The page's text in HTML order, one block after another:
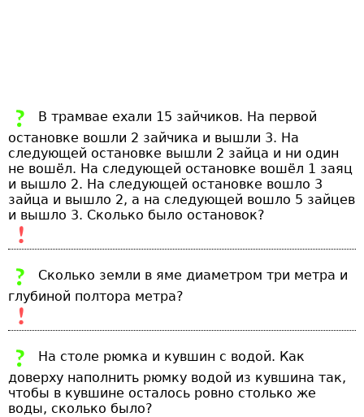
В трамвае ехали 15 зайчиков. На первой
остановке вошли 2 зайчика и вышли 3. На
следующей остановке вышли 2 зайца и ни один
не вошёл. На следующей остановке вошёл 1 заяц
и вышло 2. На следующей остановке вошло 3
зайца и вышло 2, а на следующей вошло 5 зайцев
и вышло 3. Сколько было остановок?
Сколько земли в яме диаметром три метра и
глубиной полтора метра?
На столе рюмка и кувшин с водой. Как
доверху наполнить рюмку водой из кувшина так,
чтобы в кувшине осталось ровно столько же
воды, сколько было?